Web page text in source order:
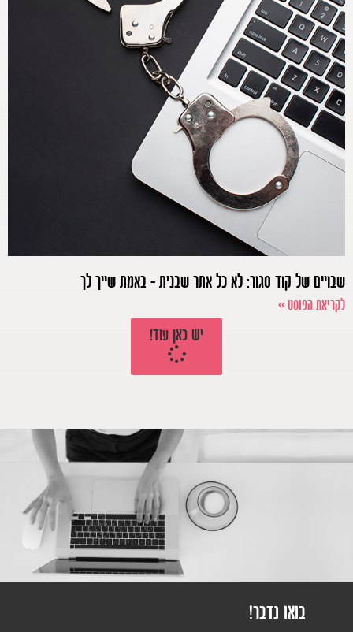
שבויים של קוד סגור: לא כל אתר שבנית – באמת שייך לך
לקריאת הפוסט >>
יש כאן עוד!
בואו נדבר!